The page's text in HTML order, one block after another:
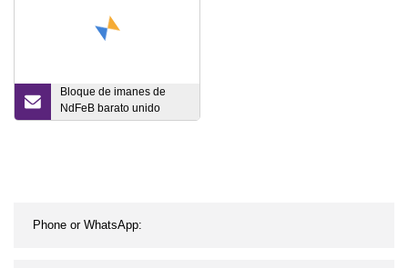
Bloque de imanes de
NdFeB barato unido
permanente de Neodimio